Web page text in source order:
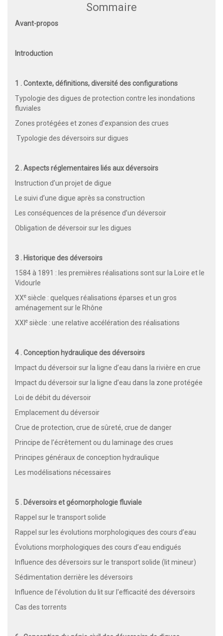
Sommaire
Avant-propos
Introduction
1 . Contexte, définitions, diversité des configurations
Typologie des digues de protection contre les inondations
fluviales
Zones protégées et zones d’expansion des crues
Typologie des déversoirs sur digues
2 . Aspects réglementaires liés aux déversoirs
Instruction d’un projet de digue
Le suivi d’une digue après sa construction
Les conséquences de la présence d’un déversoir
Obligation de déversoir sur les digues
3 . Historique des déversoirs
1584 à 1891 : les premières réalisations sont sur la Loire et le
Vidourle
XXe siècle : quelques réalisations éparses et un gros
aménagement sur le Rhône
XXI e siècle : une relative accélération des réalisations
4 . Conception hydraulique des déversoirs
Impact du déversoir sur la ligne d’eau dans la rivière en crue
Impact du déversoir sur la ligne d’eau dans la zone protégée
Loi de débit du déversoir
Emplacement du déversoir
Crue de protection, crue de sûreté, crue de danger
Principe de l’écrêtement ou du laminage des crues
Principes généraux de conception hydraulique
Les modélisations nécessaires
5 . Déversoirs et géomorphologie fluviale
Rappel sur le transport solide
Rappel sur les évolutions morphologiques des cours d’eau
Évolutions morphologiques des cours d’eau endigués
Influence des déversoirs sur le transport solide (lit mineur)
Sédimentation derrière les déversoirs
Influence de l'évolution du lit sur l'efficacité des déversoirs
Cas des torrents